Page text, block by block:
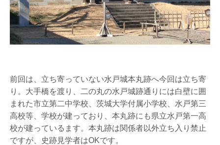
前回は、立ち寄っていない水戸城本丸跡へ今回は立ち寄
り。大手橋を渡り、二の丸の水戸城跡通りには白壁に囲
まれた市立第二中学校、茨城大学付属小学校、水戸第三
高校等、学校が建っており、本丸跡にも県立水戸第一高
校が建っているます。本丸跡は関係者以外立ち入り禁止
ですが、史跡見学者はOKです。